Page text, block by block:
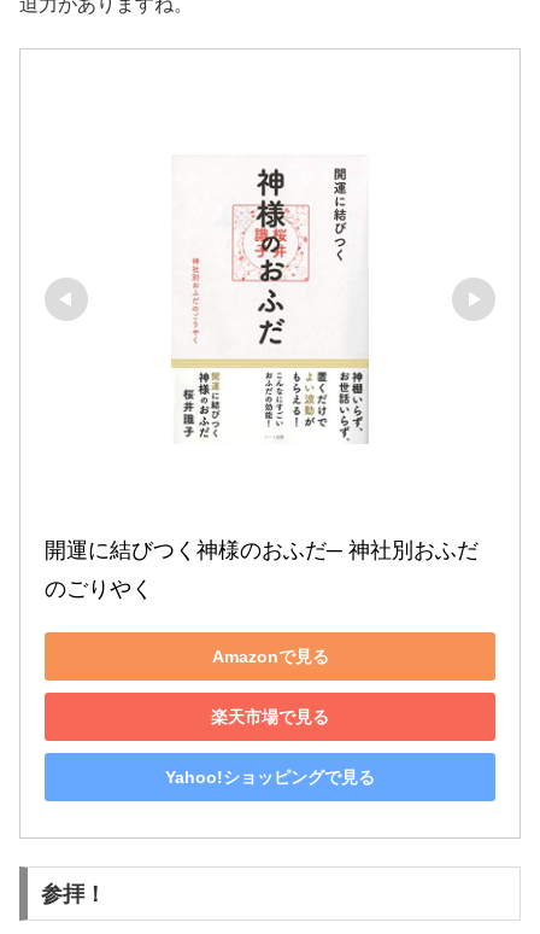
迫力がありますね。
開運に結びつく神様のおふだ─ 神社別おふだ
のごりやく
Amazonで見る
楽天市場で見る
Yahoo!ショッピングで見る
参拝！